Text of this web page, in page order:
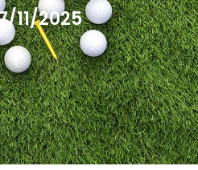
11/2025